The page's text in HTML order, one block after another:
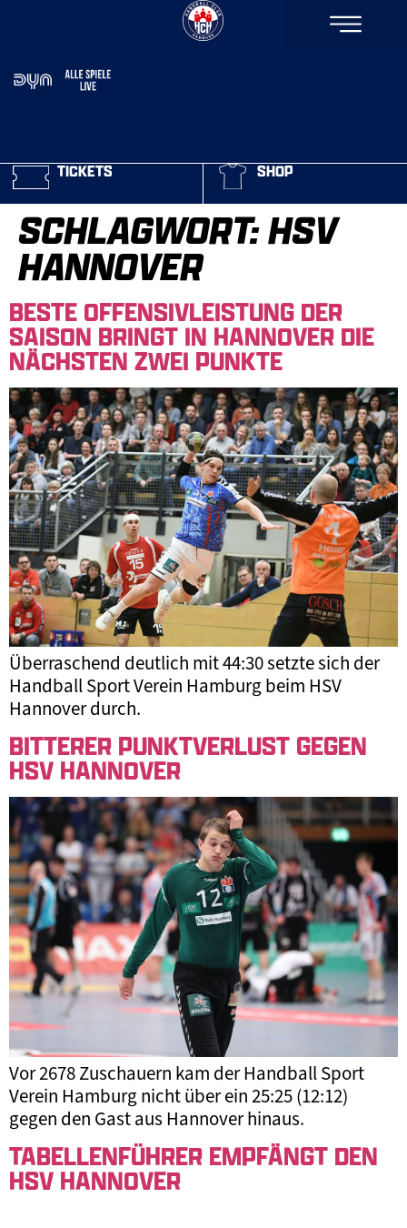
TICKETS SHOP
SCHLAGWORT:HSV
HANNOVER
BESTE OFFENSIVLEISTUNG DER
SAISON BRINGT IN HANNOVER DIE
NÄCHSTEN ZWEI PUNKTE
Überraschend deutlich mit 44:30 setzte sich der
Handball Sport Verein Hamburg beim HSV
Hannover durch.
BITTERER PUNKTVERLUST GEGEN
HSV HANNOVER
Vor 2678 Zuschauern kam der Handball Sport
Verein Hamburg nicht über ein 25:25 (12:12)
gegen den Gast aus Hannover hinaus.
TABELLENFÜHRER EMPFÄNGT DEN
HSV HANNOVER